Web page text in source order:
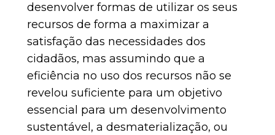
desenvolver formas de utilizar os seus
recursos de forma a maximizar a
satisfação das necessidades dos
cidadãos, mas assumindo que a
eficiência no uso dos recursos não se
revelou suficiente para um objetivo
essencial para um desenvolvimento
sustentável, a desmaterialização, ou